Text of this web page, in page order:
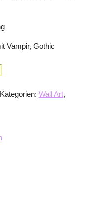
Vampir, Gothic
Kategorien: Wall Art,